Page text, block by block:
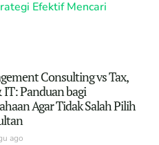
Efektif Mencari
Consulting vs Tax,
IT: Panduan bagi
Agar Tidak Salah Pilih
ago